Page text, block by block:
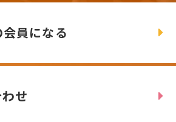
員になる
せ